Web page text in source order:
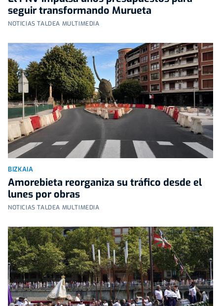
seguir transformando Murueta
NOTICIAS TALDEA MULTIMEDIA
BIZKAIA
Amorebieta reorganiza su tráfico desde el
lunes por obras
NOTICIAS TALDEA MULTIMEDIA